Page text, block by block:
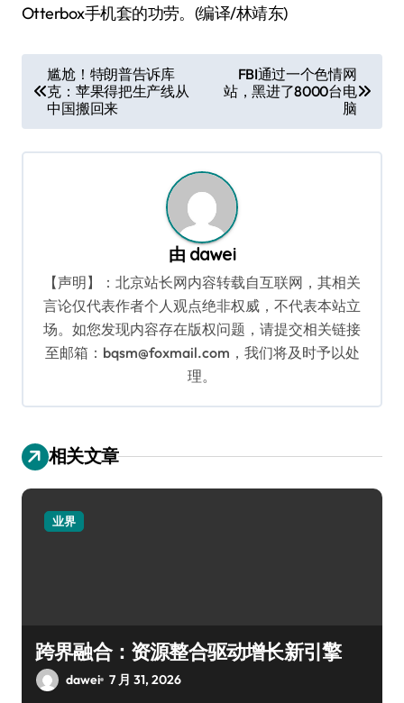
Otterbox手机套的功劳。(编译/林靖东)
章
导
航
尴尬！特朗普告诉库
克：苹果得把生产线从
中国搬回来
FBI通过一个色情网
站，黑进了8000台电
脑
由 dawei
【声明】：北京站长网内容转载自互联网，其相关
言论仅代表作者个人观点绝非权威，不代表本站立
场。如您发现内容存在版权问题，请提交相关链接
至邮箱：bqsm@foxmail.com，我们将及时予以处
理。
相关文章
业界
跨界融合：资源整合驱动增长新引擎
dawei 7 月 31, 2026